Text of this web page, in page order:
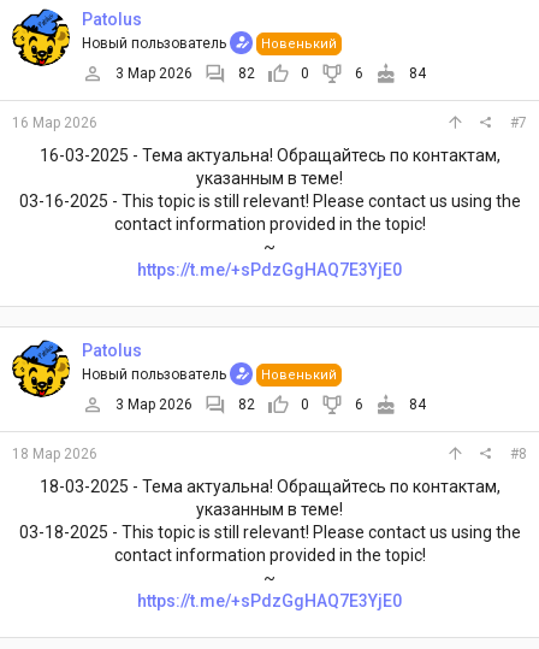
Patolus
Новый пользователь Новенький
3 Мар 2026 82 0 6 84
16 Мар 2026 #7
16-03-2025 - Тема актуальна! Обращайтесь по контактам,
указанным в теме!
03-16-2025 - This topic is still relevant! Please contact us using the
contact information provided in the topic!
~
https://t.me/+sPdzGgHAQ7E3YjE0
Patolus
Новый пользователь Новенький
3 Мар 2026 82 0 6 84
18 Мар 2026 #8
18-03-2025 - Тема актуальна! Обращайтесь по контактам,
указанным в теме!
03-18-2025 - This topic is still relevant! Please contact us using the
contact information provided in the topic!
~
https://t.me/+sPdzGgHAQ7E3YjE0